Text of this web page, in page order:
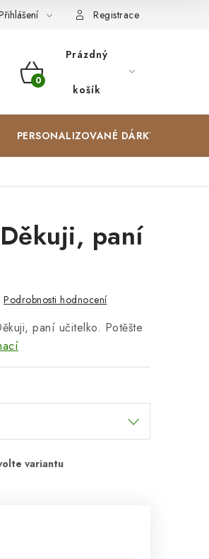
Spolupracujeme Blog
Registrace
NÁKUPNÍ
Prázdný
košík
PERSONALIZOVANÉ DÁRKY ✨
paní
Podrobnosti hodnocení
paní učitelko. Potěšte